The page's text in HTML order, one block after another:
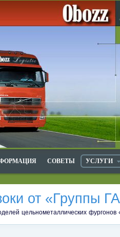
СОВЕТЫ УСЛУГИ
от «Группы
цельнометаллических фургонов